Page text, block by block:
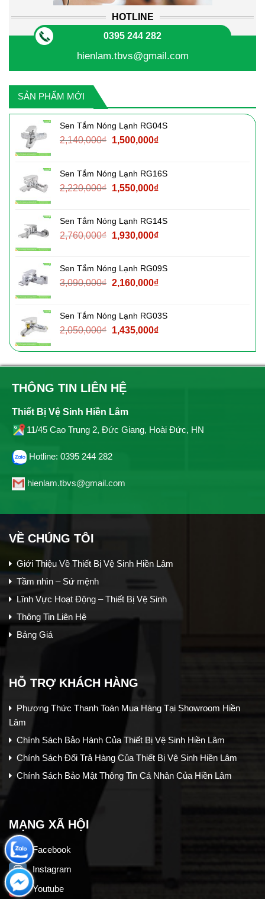
HOTLINE
0395 244 282
hienlam.tbvs@gmail.com
SẢN PHẨM MỚI
Sen Tắm Nóng Lạnh RG04S
2,140,000₫ Giá
2,140,000₫.
1,500,000₫Giá
là:
1,500,000₫.
Sen Tắm Nóng Lạnh RG16S
2,220,000₫ Giá
2,220,000₫.
1,550,000₫Giá
là:
1,550,000₫.
Sen Tắm Nóng Lạnh RG14S
2,760,000₫ Giá
2,760,000₫.
1,930,000₫Giá
là:
1,930,000₫.
Sen Tắm Nóng Lạnh RG09S
3,090,000₫ Giá
3,090,000₫.
2,160,000₫Giá
là:
2,160,000₫.
Sen Tắm Nóng Lạnh RG03S
2,050,000₫ Giá
là:
2,050,000₫.
1,435,000₫Giá
tại
là:
THÔNG TIN LIÊN HỆ
Thiết Bị Vệ Sinh Hiền Lâm
11/45 Cao Trung 2, Đức Giang, Hoài Đức, HN
Hotline: 0395 244 282
hienlam.tbvs@gmail.com
VỀ CHÚNG TÔI
Giới Thiệu Về Thiết Bị Vệ Sinh Hiền Lâm
Tầm nhìn – Sứ mệnh
Lĩnh Vực Hoạt Động – Thiết Bị Vệ Sinh
Thông Tin Liên Hệ
Bảng Giá
HỖ TRỢ KHÁCH HÀNG
Phương Thức Thanh Toán Mua Hàng Tại Showroom Hiền
Lâm
Chính Sách Bảo Hành Của Thiết Bị Vệ Sinh Hiền Lâm
Chính Sách Đổi Trả Hàng Của Thiết Bị Vệ Sinh Hiền Lâm
Chính Sách Bảo Mật Thông Tin Cá Nhân Của Hiền Lâm
MẠNG XÃ HỘI
Facebook
Instagram
Youtube